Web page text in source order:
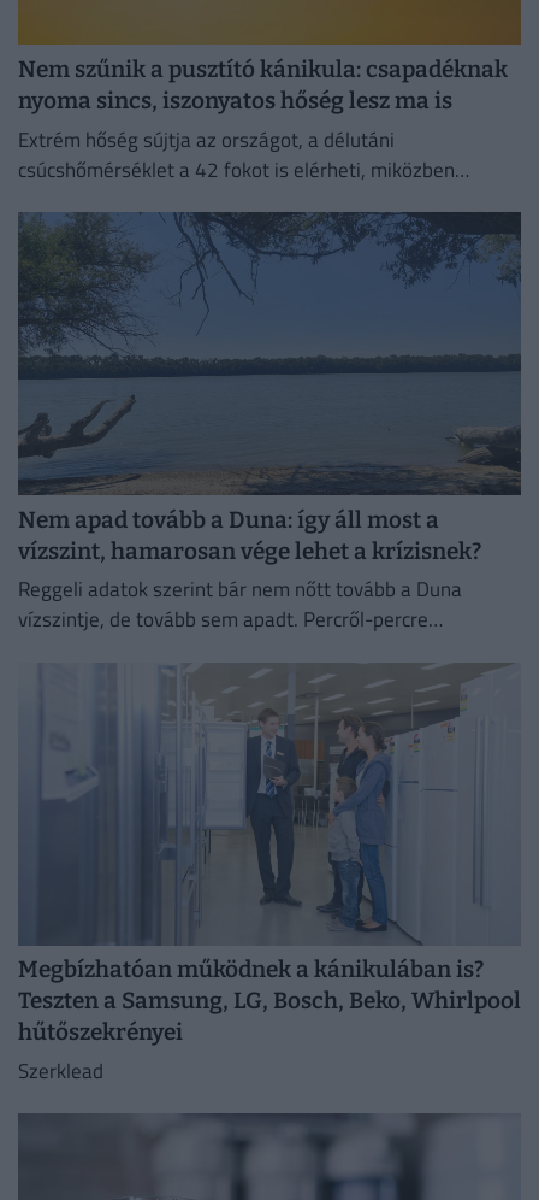
Nem szűnik a pusztító kánikula: csapadéknak
nyoma sincs, iszonyatos hőség lesz ma is
Extrém hőség sújtja az országot, a délutáni
csúcshőmérséklet a 42 fokot is elérheti, miközben
Nem apad tovább a Duna: így áll most a
vízszint, hamarosan vége lehet a krízisnek?
Reggeli adatok szerint bár nem nőtt tovább a Duna
vízszintje, de tovább sem apadt. Percről-percre
Megbízhatóan működnek a kánikulában is?
Teszten a Samsung, LG, Bosch, Beko, Whirlpool
hűtőszekrényei
Szerklead